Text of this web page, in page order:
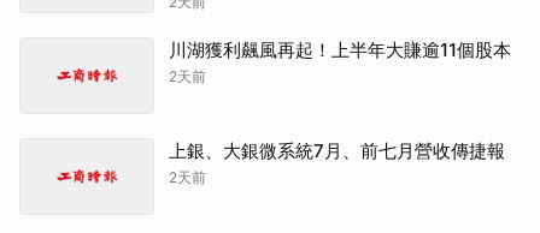
川湖獲利飆風再起！上半年大賺逾11個股本
2天前
上銀、大銀微系統7月、前七月營收傳捷報
2天前